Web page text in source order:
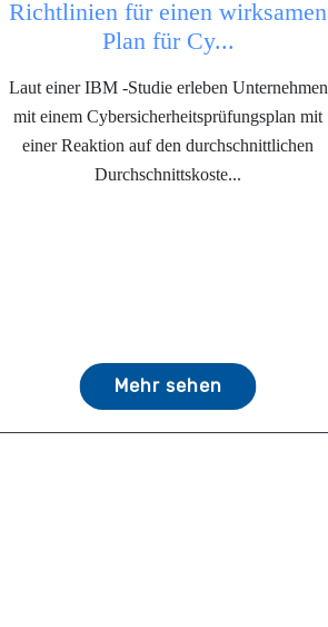
Richtlinien für einen wirksamen
Plan für Cy...
Laut einer IBM -Studie erleben Unternehmen
mit einem Cybersicherheitsprüfungsplan mit
einer Reaktion auf den durchschnittlichen
Durchschnittskoste...
Mehr sehen